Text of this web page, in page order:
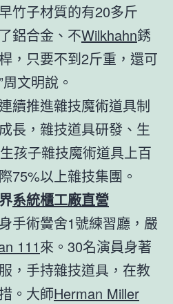
竹子材質的有20多斤
鋁合金、不Wilkhahn銹
，只要不到2斤重，還可
文明說。
續推進雜技魔術道具制
成長，雜技道具研發、生
孩子雜技魔術道具上百
75%以上雜技集團。
系統櫃工廠直營
手術黌舍1號練習廳，嚴
111來。30名演員身著
，手持雜技道具，在教
。大師Herman Miller